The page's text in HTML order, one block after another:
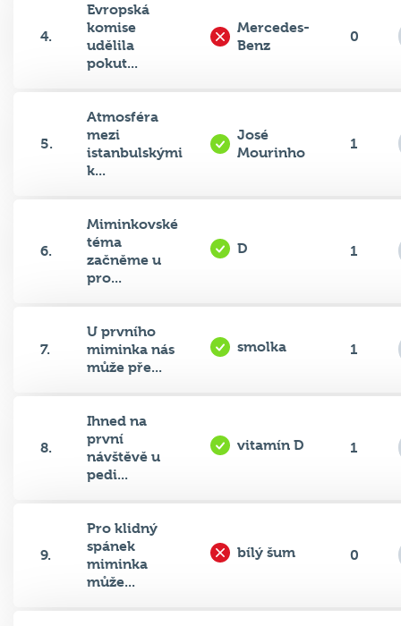
4.
Evropská
komise
udělila
pokut...
Mercedes-
Benz
0
5.
Atmosféra
mezi
istanbulskými
k...
José
Mourinho
1
6.
Miminkovské
téma
začněme u
pro...
D 1
7.
U prvního
miminka nás
může pře...
smolka 1
8.
Ihned na
první
návštěvě u
pedi...
vitamín D 1
9.
Pro klidný
spánek
miminka
může...
bílý šum 0